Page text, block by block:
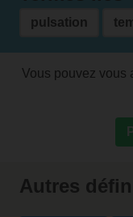
pulsation
Vous pouvez vous
Autres